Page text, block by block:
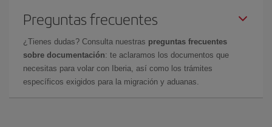
Preguntas frecuentes
¿Tienes dudas? Consulta nuestras preguntas frecuentes
sobre documentación: te aclaramos los documentos que
necesitas para volar con Iberia, así como los trámites
específicos exigidos para la migración y aduanas.